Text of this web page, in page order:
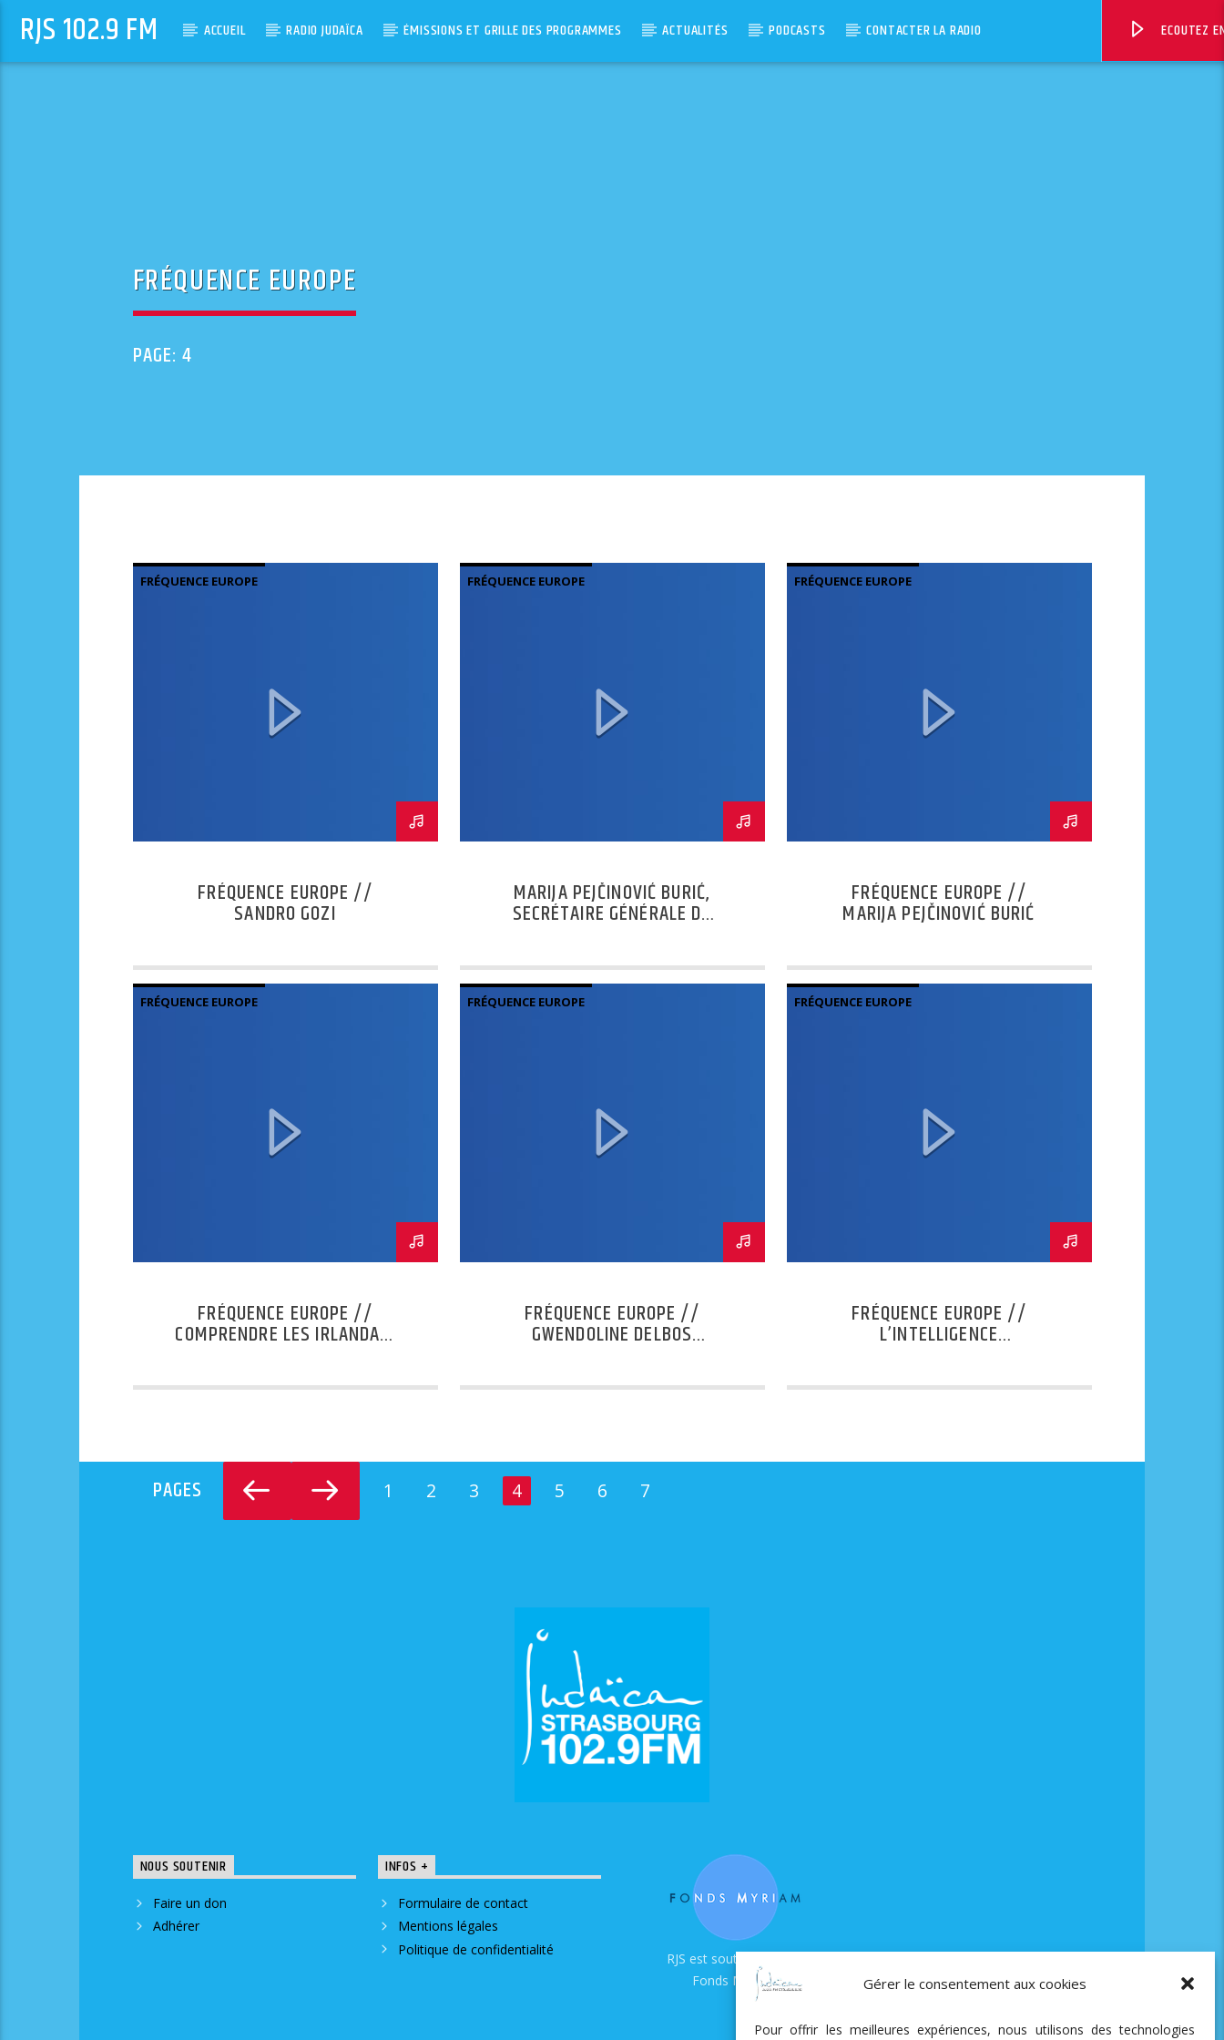
Gérer le consentement aux cookies
Pour offrir les meilleures expériences, nous utilisons des technologies
RJS 102.9 FM ACCUEIL RADIO JUDAÏCA ÉMISSIONS ET GRILLE DES PROGRAMMES ACTUALITÉS PODCASTS CONTACTER LA RADIO ECOUTEZ
FRÉQUENCE EUROPE
PAGE: 4
FRÉQUENCE EUROPE
FRÉQUENCE EUROPE //
SANDRO GOZI
FRÉQUENCE EUROPE
MARIJA PEJČINOVIĆ BURIĆ,
SECRÉTAIRE GÉNÉRALE DU
FRÉQUENCE EUROPE
FRÉQUENCE EUROPE //
MARIJA PEJČINOVIĆ BURIĆ
FRÉQUENCE EUROPE
FRÉQUENCE EUROPE //
COMPRENDRE LES IRLANDAIS
FRÉQUENCE EUROPE
FRÉQUENCE EUROPE //
GWENDOLINE DELBOS
FRÉQUENCE EUROPE
FRÉQUENCE EUROPE //
L’INTELLIGENCE
PATRICK PENNINCKX
PAGES 1 2 3 4 5 6 7
NOUS SOUTENIR
Faire un don
Adhérer
INFOS +
Formulaire de contact
Mentions légales
Politique de confidentialité
RJS est soutenue par le
Fonds Myriam